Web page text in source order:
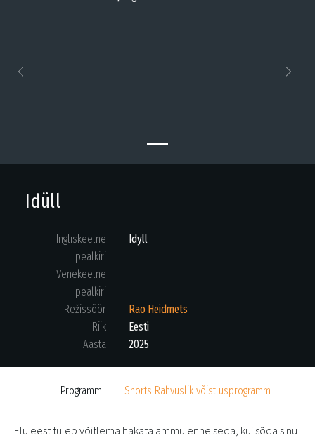
Idüll
Ingliskeelne
pealkiri
Idyll
Venekeelne
pealkiri
Režissöör
Rao Heidmets
Riik
Eesti
Aasta
2025
Programm Shorts Rahvuslik võistlusprogramm
Elu eest tuleb võitlema hakata ammu enne seda, kui sõda sinu